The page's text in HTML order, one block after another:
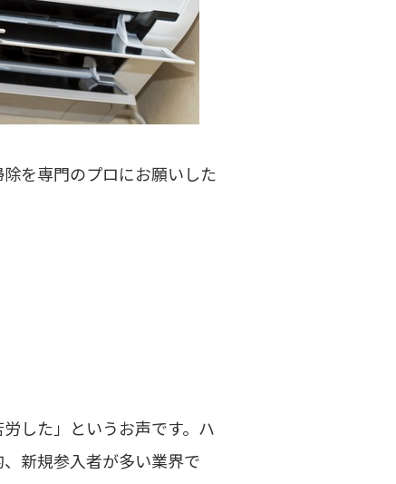
を専門のプロにお願いした
した」というお声です。ハ
新規参入者が多い業界で